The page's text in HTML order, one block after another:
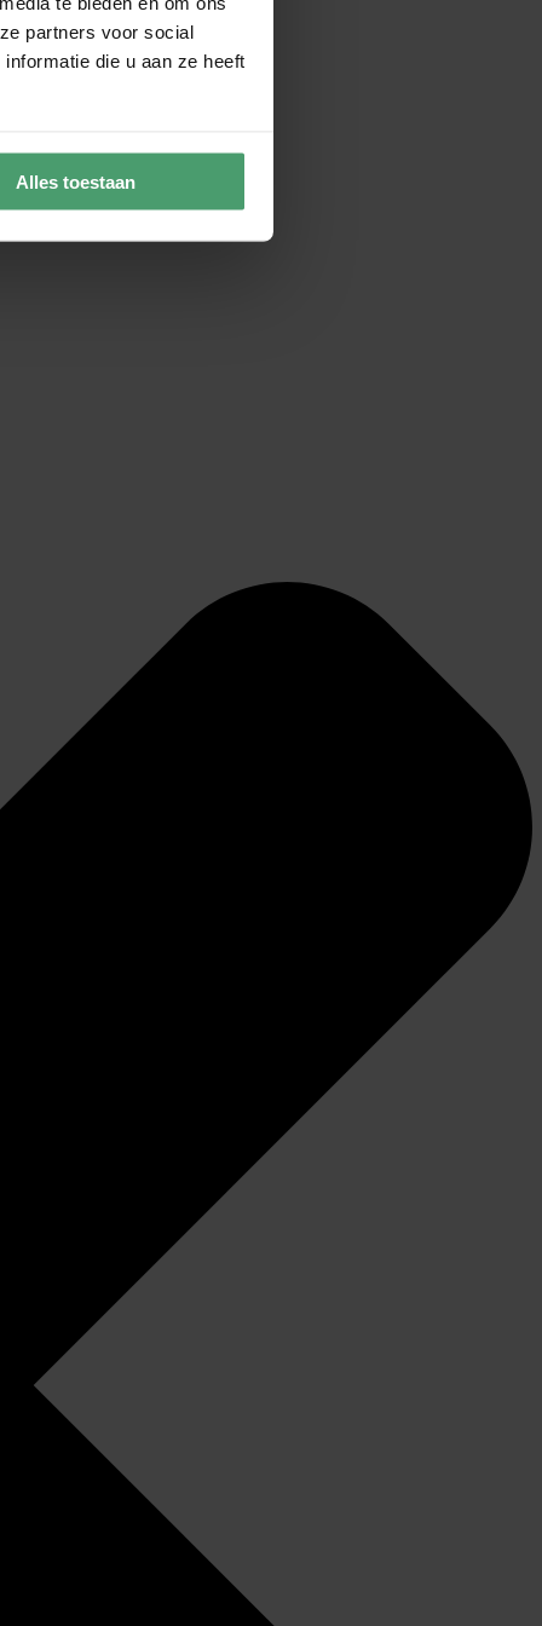
partners voor social
die u aan ze heeft
Alles toestaan